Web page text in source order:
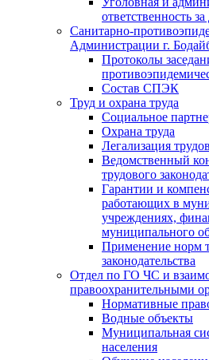
ответственность
Санитарно-
Администрации г.
Протоколы
Состав СПЭК
Труд и охрана труда
Социальное
Охрана труда
Легализация
Ведомственный
трудового
Гарантии и
работающих в
учреждениях,
муниципального
Применение норм
законодательства
Отдел по ГО ЧС и
правоохранительными
Нормативные
Водные объекты
Муниципальная
населения